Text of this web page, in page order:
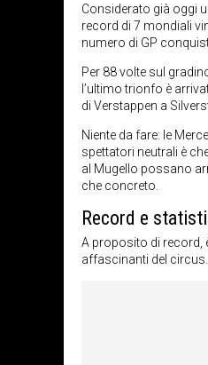
Considerato già oggi
record di 7 mondiali
numero di GP
Per 88 volte sul
l’ultimo trionfo è
di Verstappen a
Niente da fare: le
spettatori neutrali è
al Mugello possano
che concreto.
Record e
A proposito di record,
affascinanti del circus.